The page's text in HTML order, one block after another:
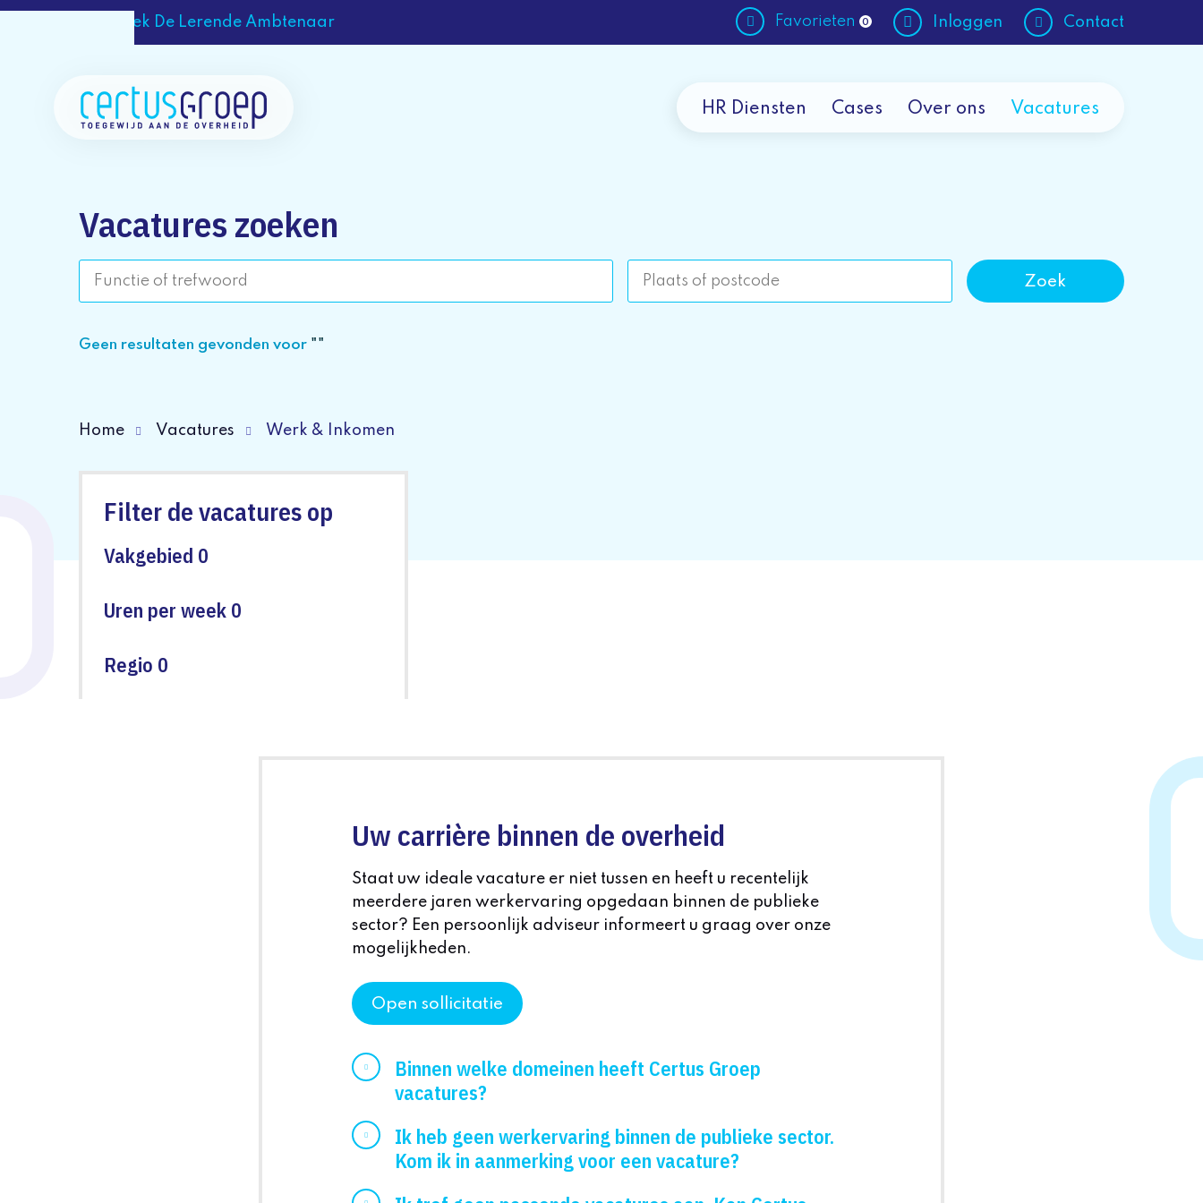
Ontdek De Lerende Ambtenaar Favorieten 0 Inloggen Contact
HR Diensten Cases Over ons Vacatures
Vacatures zoeken
Geen resultaten gevonden voor ""
Home Vacatures Werk & Inkomen
Filter de vacatures op
Vakgebied 0
Uren per week 0
Regio 0
Uw carrière binnen de overheid
Staat uw ideale vacature er niet tussen en heeft u recentelijk
meerdere jaren werkervaring opgedaan binnen de publieke
sector? Een persoonlijk adviseur informeert u graag over onze
mogelijkheden.
Open sollicitatie
Binnen welke domeinen heeft Certus Groep
vacatures?
Ik heb geen werkervaring binnen de publieke sector.
Kom ik in aanmerking voor een vacature?